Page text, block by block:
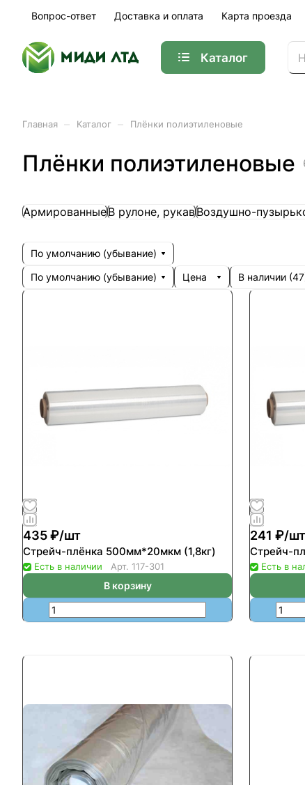
Вопрос-ответ Доставка и оплата Карта проезда
Каталог
Главная Каталог Плёнки полиэтиленовые
Плёнки полиэтиленовые
АрмированныеВ рулоне, рукавВоздушно-
По умолчанию (убывание)
По умолчанию (убывание)
Цена В наличии (47
435 ₽/шт
Стрейч-плёнка 500мм*20мкм (1,8кг)
Есть в наличии Арт. 117-301
В корзину
241 ₽/шт
Стрейч-
Есть в